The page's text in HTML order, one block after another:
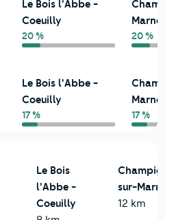
Le Bois l'Abbe -
Coeuilly
20 %
Marne
20 %
Le Bois l'Abbe -
Coeuilly
17 %
Marne
17 %
Coeuilly
Le Bois
l'Abbe -
Coeuilly
sur-Marne
12 km